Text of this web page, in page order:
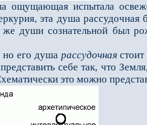
ощущающая испытала
эта душа рассудочная
души сознательной был
но его душа рассу­дочная
себе так, что
это можно